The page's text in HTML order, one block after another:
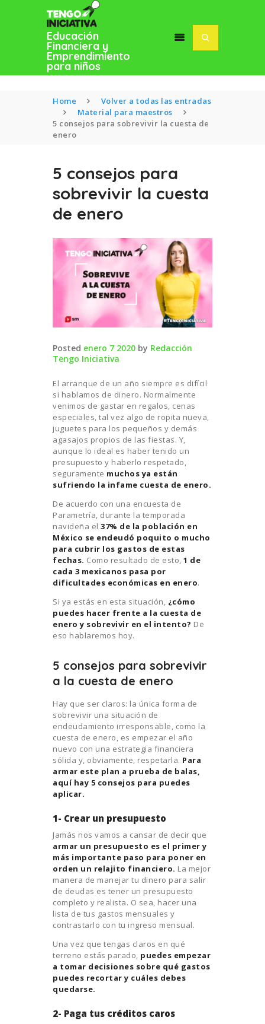
Educación
Financiera y
Emprendimiento
para niños
Home
Volver a todas las entradas
Material para maestros
5 consejos para sobrevivir la cuesta de
enero
5 consejos para
sobrevivir la cuesta
de enero
INICIO
SOFÍA MACÍAS
Posted enero 7 2020 by Redacción
Tengo Iniciativa
El arranque de un año siempre es difícil
si hablamos de dinero. Normalmente
venimos de gastar en regalos, cenas
especiales, tal vez algo de ropita nueva,
juguetes para los pequeños y demás
agasajos propios de las fiestas. Y,
aunque lo ideal es haber tenido un
presupuesto y haberlo respetado,
seguramente muchos ya están
sufriendo la infame cuesta de enero.
De acuerdo con una encuesta de
Parametría, durante la temporada
navideña el 37% de la población en
México se endeudó poquito o mucho
para cubrir los gastos de estas
fechas. Como resultado de esto, 1 de
cada 3 mexicanos pasa por
dificultades económicas en enero.
Si ya estás en esta situación, ¿cómo
puedes hacer frente a la cuesta de
enero y sobrevivir en el intento? De
eso hablaremos hoy.
5 consejos para sobrevivir
a la cuesta de enero
Hay que ser claros: la única forma de
sobrevivir una situación de
endeudamiento irresponsable, como la
cuesta de enero, es empezar el año
nuevo con una estrategia financiera
sólida y, obviamente, respetarla. Para
armar este plan a prueba de balas,
aquí hay 5 consejos para puedes
aplicar.
1- Crear un presupuesto
Jamás nos vamos a cansar de decir que
armar un presupuesto es el primer y
más importante paso para poner en
orden un relajito financiero. La mejor
manera de manejar tu dinero para salir
de deudas es tener un presupuesto
completo y realista. O sea, hacer una
lista de tus gastos mensuales y
contrastarlo con tu ingreso mensual.
Una vez que tengas claros en qué
terreno estás parado, puedes empezar
a tomar decisiones sobre qué gastos
puedes recortar y cuáles debes
quedarse.
2- Paga tus créditos caros